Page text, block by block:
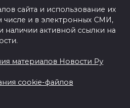
сайта и использование их
числе и в электронных СМИ,
наличии активной ссылки на
материалов Новости Ру
cookie-файлов